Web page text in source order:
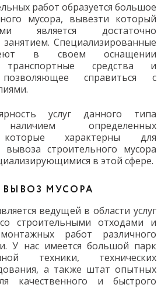
работ образуется большое
мусора, вывезти который
является достаточно
Специализированные
в своем оснащении
транспортные средства и
позволяющее справиться с
услуг данного типа
определенных
которые характерны для
вывоза строительного мусора
в этой сфере.
ВЫВОЗ МУСОРА
ведущей в области услуг
строительными отходами и
работ различного
У нас имеется большой парк
техники, технических
а также штат опытных
качественного и быстрого